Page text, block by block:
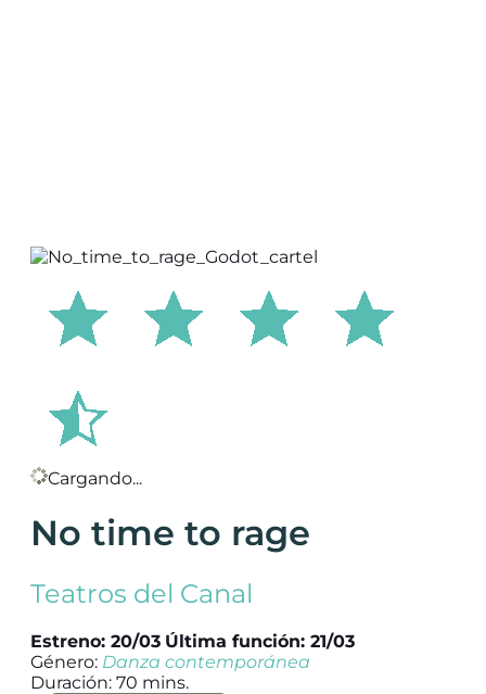
Cargando...
No time to rage
Teatros del Canal
Estreno: 20/03 Última función: 21/03
Género: Danza contemporánea
Duración: 70 mins.